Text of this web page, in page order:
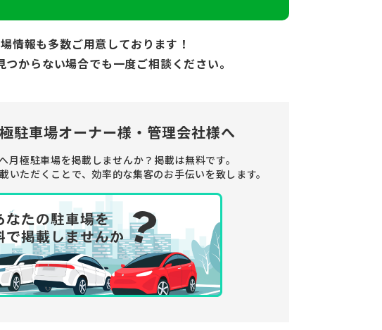
情報も多数ご用意しております！
つからない場合でも一度ご相談ください。
駐車場オーナー様・管理会社様へ
月極駐車場を掲載しませんか？ 掲載は無料です。
いただくことで、 効率的な集客のお手伝いを致します。